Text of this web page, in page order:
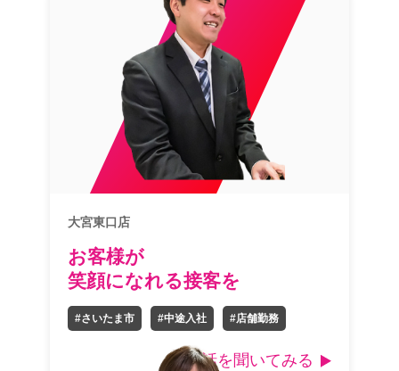
大宮東口店
お客様が
笑顔になれる接客を
#さいたま市 #中途入社 #店舗勤務
話を聞いてみる